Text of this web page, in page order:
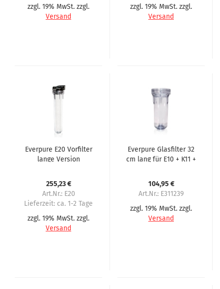
zzgl. 19% MwSt. zzgl.
Versand
zzgl. 19% MwSt. zzgl.
Versand
Everpure E20 Vorfilter
lange Version
255,23 €
Art.Nr.: E20
Lieferzeit: ca. 1-2 Tage
zzgl. 19% MwSt. zzgl.
Versand
Everpure Glasfilter 32
cm lang für E10 + K11 +
104,95 €
Art.Nr.: E311239
zzgl. 19% MwSt. zzgl.
Versand